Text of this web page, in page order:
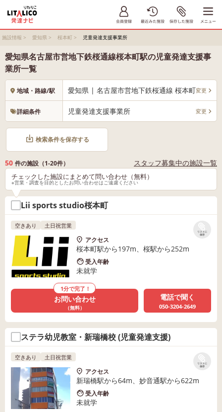
施設情報 > 愛知県 > 桜本町 > 児童発達支援事業所
愛知県名古屋市営地下鉄桜通線桜本町駅の児童発達支援事
業所一覧
地域・路線/駅 愛知県 | 名古屋市営地下鉄桜通線 桜本町変更
詳細条件 児童発達支援事業所 変更
検索条件を保存する
50 件の施設（1-20件） スタッフ募集中の施設一覧
チェックした施設にまとめて問い合わせ（無料）
※営業・調査を目的としたお問い合わせはご遠慮ください
Lii sports studio桜本町
リストに
保存
空きあり 土日祝営業
アクセス
桜本町駅から197m、桜駅から252m
受入年齢
未就学
1分で完了！
お問い合わせ
（無料）
電話で聞く
050-3204-2649
ステラ幼児教室・新瑞橋校 (児童発達支援)
リストに
保存
空きあり 土日祝営業
アクセス
新瑞橋駅から64m、妙音通駅から622m
受入年齢
未就学